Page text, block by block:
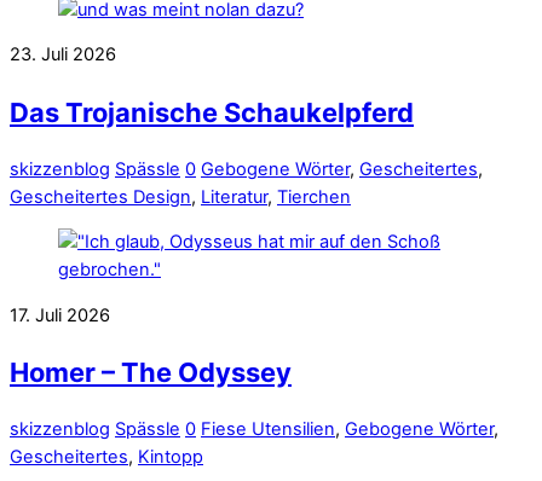
23. Juli 2026
Das Trojanische Schaukelpferd
skizzenblog Spässle 0 Gebogene Wörter, Gescheitertes,
Gescheitertes Design, Literatur, Tierchen
17. Juli 2026
Homer – The Odyssey
skizzenblog Spässle 0 Fiese Utensilien, Gebogene Wörter,
Gescheitertes, Kintopp